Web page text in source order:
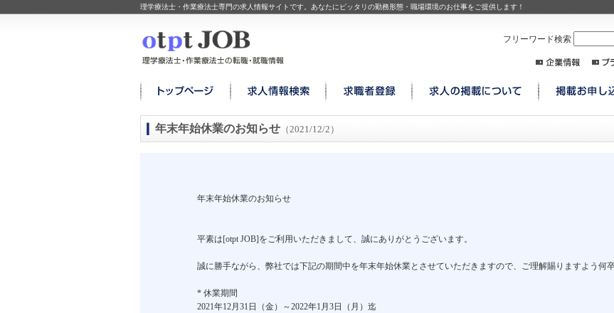
理学療法士・作業療法士専門の求人情報サイトです。あなたにピッタリの勤務形態・職場環境のお仕事をご提供します！
フリーワード検索
年末年始休業のお知らせ （2021/12/2）
年末年始休業のお知らせ
平素は[otpt JOB]をご利用いただきまして、誠にありがとうございます。
誠に勝手ながら、弊社では下記の期間中を年末年始休業とさせていただきますので、ご理解賜りますよう何
* 休業期間
2021年12月31日（金）～2022年1月3日（月）迄